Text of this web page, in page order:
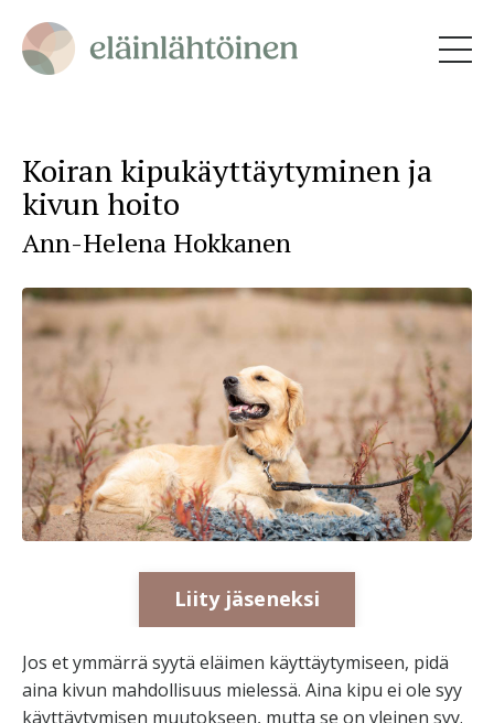
Koiran kipukäyttäytyminen ja
kivun hoito
Ann-Helena Hokkanen
Liity jäseneksi
Jos et ymmärrä syytä eläimen käyttäytymiseen, pidä
aina kivun mahdollisuus mielessä. Aina kipu ei ole syy
käyttäytymisen muutokseen, mutta se on yleinen syy.